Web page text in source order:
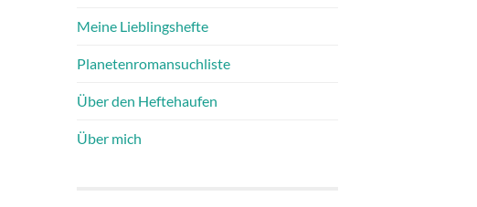
Meine Lieblingshefte
Planetenromansuchliste
Über den Heftehaufen
Über mich